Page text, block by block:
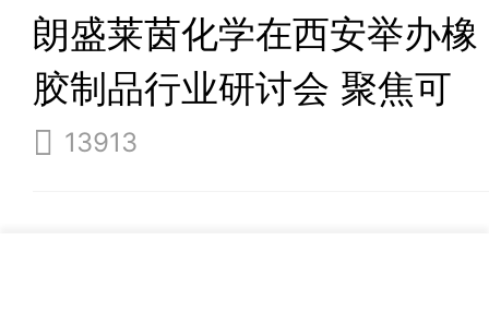
朗盛莱茵化学在西安举办橡
胶制品行业研讨会 聚焦可
持续发展与产品创新
13913